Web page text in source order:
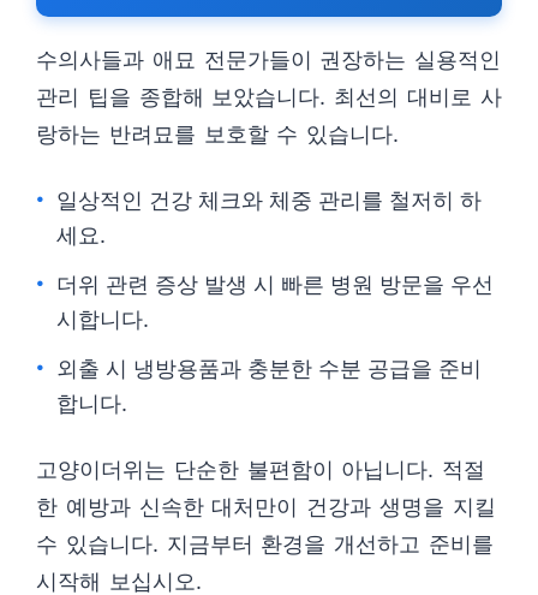
수의사들과 애묘 전문가들이 권장하는 실용적인
관리 팁을 종합해 보았습니다. 최선의 대비로 사
랑하는 반려묘를 보호할 수 있습니다.
일상적인 건강 체크와 체중 관리를 철저히 하
세요.
더위 관련 증상 발생 시 빠른 병원 방문을 우선
시합니다.
외출 시 냉방용품과 충분한 수분 공급을 준비
합니다.
고양이더위는 단순한 불편함이 아닙니다. 적절
한 예방과 신속한 대처만이 건강과 생명을 지킬
수 있습니다. 지금부터 환경을 개선하고 준비를
시작해 보십시오.